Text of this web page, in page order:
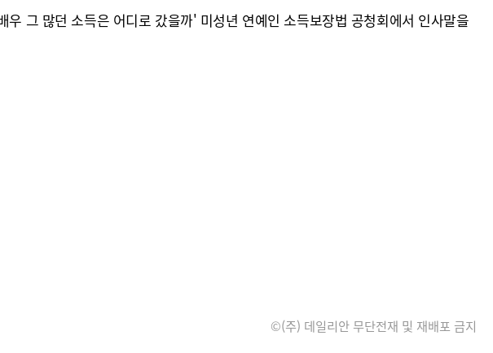
그 많던 소득은 어디로 갔을까' 미성년 연예인 소득보장법 공청회에서 인사말을
©(주) 데일리안 무단전재 및 재배포 금지